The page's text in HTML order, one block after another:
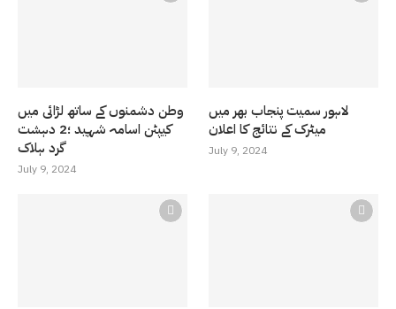
وطن دشمنوں کے ساتھ لڑائی میں
کیپٹن اسامہ شہید ؛2 دہشت
گرد ہلاک
July 9, 2024
لاہور سمیت پنجاب بھر میں
میٹرک کے نتائج کا اعلان
July 9, 2024